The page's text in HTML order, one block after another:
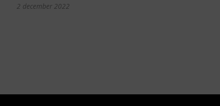
2 december 2022